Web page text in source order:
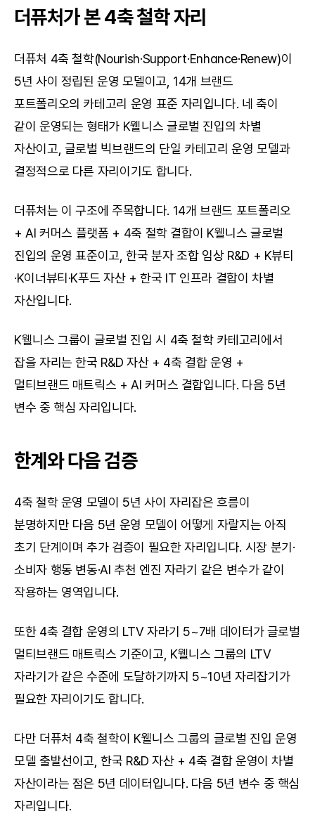
더퓨처가 본 4축 철학 자리
더퓨처 4축 철학(Nourish·Support·Enhance·Renew)이
5년 사이 정립된 운영 모델이고, 14개 브랜드
포트폴리오의 카테고리 운영 표준 자리입니다. 네 축이
같이 운영되는 형태가 K웰니스 글로벌 진입의 차별
자산이고, 글로벌 빅브랜드의 단일 카테고리 운영 모델과
결정적으로 다른 자리이기도 합니다.
더퓨처는 이 구조에 주목합니다. 14개 브랜드 포트폴리오
+ AI 커머스 플랫폼 + 4축 철학 결합이 K웰니스 글로벌
진입의 운영 표준이고, 한국 분자 조합 임상 R&D + K뷰티
·K이너뷰티·K푸드 자산 + 한국 IT 인프라 결합이 차별
자산입니다.
K웰니스 그룹이 글로벌 진입 시 4축 철학 카테고리에서
잡을 자리는 한국 R&D 자산 + 4축 결합 운영 +
멀티브랜드 매트릭스 + AI 커머스 결합입니다. 다음 5년
변수 중 핵심 자리입니다.
한계와 다음 검증
4축 철학 운영 모델이 5년 사이 자리잡은 흐름이
분명하지만 다음 5년 운영 모델이 어떻게 자랄지는 아직
초기 단계이며 추가 검증이 필요한 자리입니다. 시장 분기·
소비자 행동 변동·AI 추천 엔진 자라기 같은 변수가 같이
작용하는 영역입니다.
또한 4축 결합 운영의 LTV 자라기 5~7배 데이터가 글로벌
멀티브랜드 매트릭스 기준이고, K웰니스 그룹의 LTV
자라기가 같은 수준에 도달하기까지 5~10년 자리잡기가
필요한 자리이기도 합니다.
다만 더퓨처 4축 철학이 K웰니스 그룹의 글로벌 진입 운영
모델 출발선이고, 한국 R&D 자산 + 4축 결합 운영이 차별
자산이라는 점은 5년 데이터입니다. 다음 5년 변수 중 핵심
자리입니다.